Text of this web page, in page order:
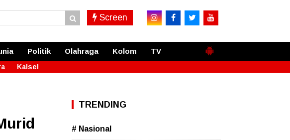
Screen
Politik Olahraga Kolom TV
Kalsel
TRENDING
# Nasional